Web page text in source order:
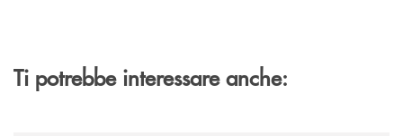
Ti potrebbe interessare anche: